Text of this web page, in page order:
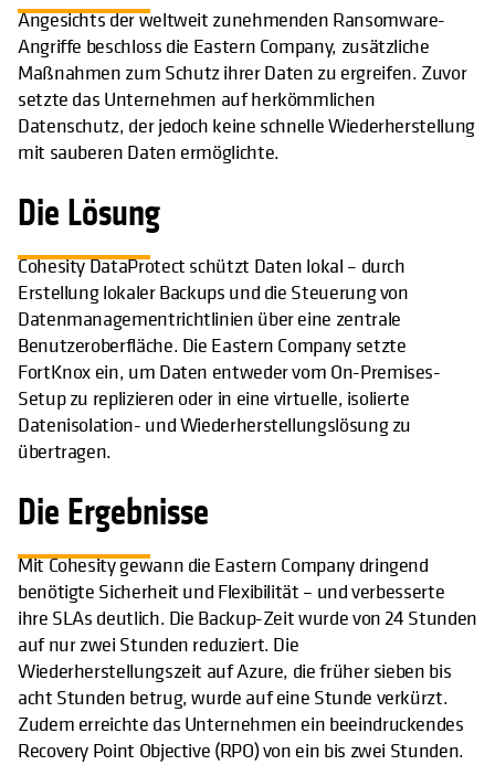
Angesichts der weltweit zunehmenden Ransomware-
Angriffe beschloss die Eastern Company, zusätzliche
Maßnahmen zum Schutz ihrer Daten zu ergreifen. Zuvor
setzte das Unternehmen auf herkömmlichen
Datenschutz, der jedoch keine schnelle Wiederherstellung
mit sauberen Daten ermöglichte.
Die Lösung
Cohesity DataProtect schützt Daten lokal – durch
Erstellung lokaler Backups und die Steuerung von
Datenmanagementrichtlinien über eine zentrale
Benutzeroberfläche. Die Eastern Company setzte
FortKnox ein, um Daten entweder vom On-Premises-
Setup zu replizieren oder in eine virtuelle, isolierte
Datenisolation- und Wiederherstellungslösung zu
übertragen.
Die Ergebnisse
Mit Cohesity gewann die Eastern Company dringend
benötigte Sicherheit und Flexibilität – und verbesserte
ihre SLAs deutlich. Die Backup-Zeit wurde von 24 Stunden
auf nur zwei Stunden reduziert. Die
Wiederherstellungszeit auf Azure, die früher sieben bis
acht Stunden betrug, wurde auf eine Stunde verkürzt.
Zudem erreichte das Unternehmen ein beeindruckendes
Recovery Point Objective (RPO) von ein bis zwei Stunden.